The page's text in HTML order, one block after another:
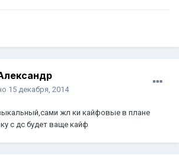
15 декабря, 2014
жл ки кайфовые в плане
с дс будет ваще кайф